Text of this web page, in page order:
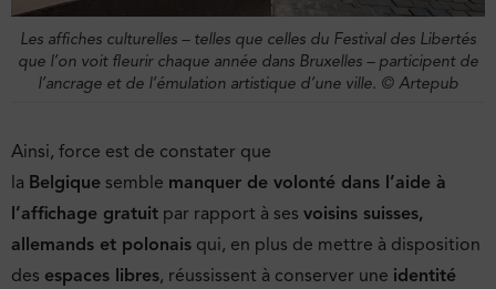
Les affiches culturelles – telles que celles du Festival des Libertés
que l’on voit fleurir chaque année dans Bruxelles – participent de
l’ancrage et de l’émulation artistique d’une ville. © Artepub
Ainsi, force est de constater que
la Belgique semble manquer de volonté dans l’aide à
l’affichage gratuit par rapport à ses voisins suisses,
allemands et polonais qui, en plus de mettre à disposition
des espaces libres, réussissent à conserver une identité